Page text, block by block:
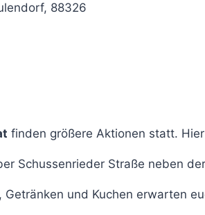
88326
finden größere Aktionen statt.
Schussenrieder Straße neben
und Kuchen erwarten